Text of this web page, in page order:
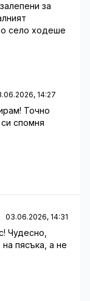
за
село ходеше
14:27
Точно
спомня
03.06.2026, 14:31
Чудесно,
пясъка, а не